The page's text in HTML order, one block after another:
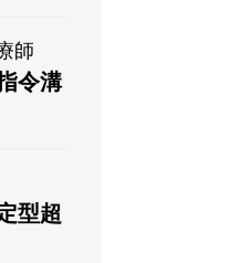
師
令溝
型超